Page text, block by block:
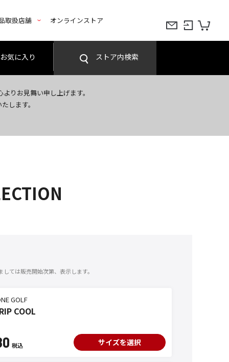
取扱店舗 オンラインストア
お気に入り ストア内検索
りお見舞い申し上げます。
します。
ては販売開始次第、表示します。
GOLF
COOL
サイズを選択